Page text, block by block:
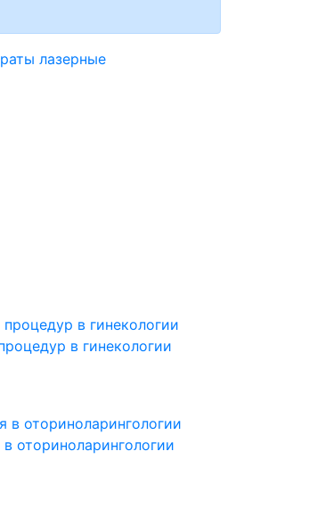
лазерные
в гинекологии
оториноларингологии